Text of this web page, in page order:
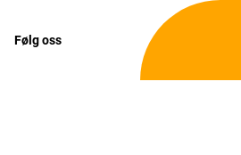
Følg oss